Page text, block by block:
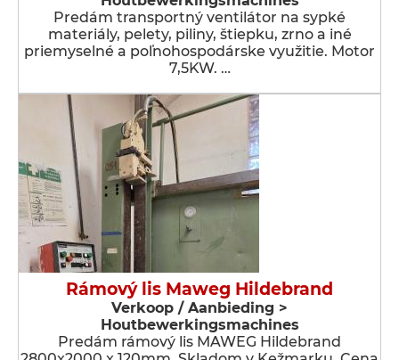
Predám transportný ventilátor na sypké
materiály, pelety, piliny, štiepku, zrno a iné
priemyselné a poľnohospodárske využitie. Motor
7,5KW. …
Rámový lis Maweg Hildebrand
Verkoop / Aanbieding >
Houtbewerkingsmachines
Predám rámový lis MAWEG Hildebrand